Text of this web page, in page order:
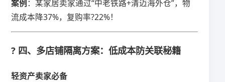
​案例​ ​：某家居卖家通过“中老铁路+清迈海外仓”，物
流成本降37%，复购率?22%！
?️ 四、多店铺隔离方案：低成本防关联秘籍
​轻资产卖家必备​